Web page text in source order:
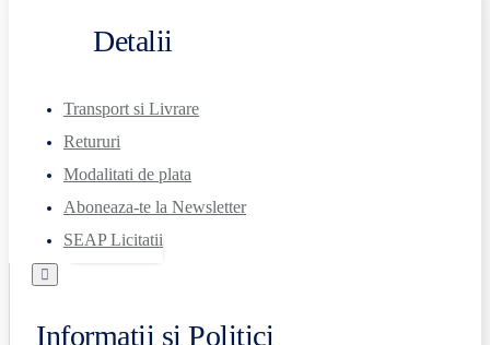
Detalii
Transport si Livrare
Retururi
Modalitati de plata
Aboneaza-te la Newsletter
SEAP Licitatii
Informatii si Politici